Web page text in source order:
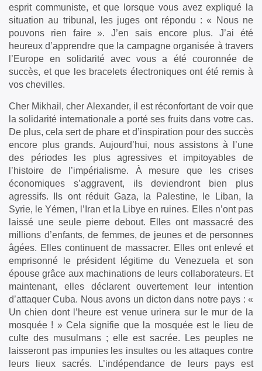
esprit communiste, et que lorsque vous avez expliqué la
situation au tribunal, les juges ont répondu : « Nous ne
pouvons rien faire ». J’en sais encore plus. J’ai été
heureux d’apprendre que la campagne organisée à travers
l’Europe en solidarité avec vous a été couronnée de
succès, et que les bracelets électroniques ont été remis à
vos chevilles.
Cher Mikhail, cher Alexander, il est réconfortant de voir que
la solidarité internationale a porté ses fruits dans votre cas.
De plus, cela sert de phare et d’inspiration pour des succès
encore plus grands. Aujourd’hui, nous assistons à l’une
des périodes les plus agressives et impitoyables de
l’histoire de l’impérialisme. À mesure que les crises
économiques s’aggravent, ils deviendront bien plus
agressifs. Ils ont réduit Gaza, la Palestine, le Liban, la
Syrie, le Yémen, l’Iran et la Libye en ruines. Elles n’ont pas
laissé une seule pierre debout. Elles ont massacré des
millions d’enfants, de femmes, de jeunes et de personnes
âgées. Elles continuent de massacrer. Elles ont enlevé et
emprisonné le président légitime du Venezuela et son
épouse grâce aux machinations de leurs collaborateurs. Et
maintenant, elles déclarent ouvertement leur intention
d’attaquer Cuba. Nous avons un dicton dans notre pays : «
Un chien dont l’heure est venue urinera sur le mur de la
mosquée ! » Cela signifie que la mosquée est le lieu de
culte des musulmans ; elle est sacrée. Les peuples ne
laisseront pas impunies les insultes ou les attaques contre
leurs lieux sacrés. L’indépendance de leurs pays est